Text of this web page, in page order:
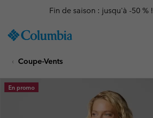
TO
SKIP
MAIN
NAV
Fin de saison : jusqu'à -50 % !
Coupe-Vents
En promo